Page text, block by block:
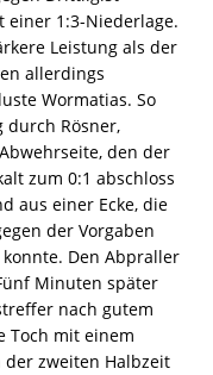
einer 1:3-Niederlage.
Leistung als der
allerdings
Wormatias. So
durch Rösner,
den der
zum 0:1 abschloss
aus einer Ecke, die
der Vorgaben
Den Abpraller
Minuten später
nach gutem
Toch mit einem
der zweiten Halbzeit